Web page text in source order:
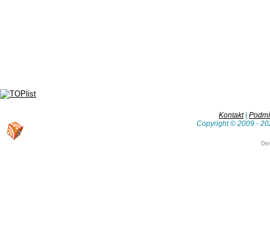
Kontakt|
Copyright © 2009 -